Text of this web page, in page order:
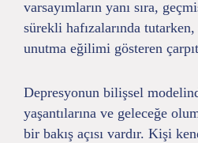
varsayımların yanı sıra,
sürekli hafızalarında
unutma eğilimi gösteren
Depresyonun bilişsel
yaşantılarına ve geleceğe
bir bakış açısı vardır. Kişi